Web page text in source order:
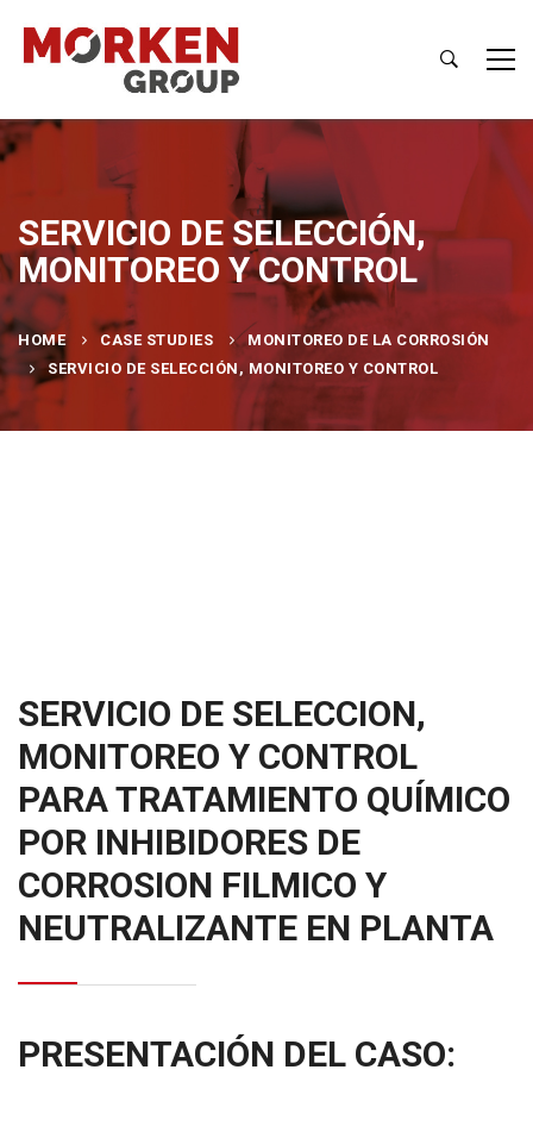
SERVICIO DE SELECCIÓN,
MONITOREO Y CONTROL
HOME CASE STUDIES
MONITOREO DE LA CORROSIÓN
SERVICIO DE SELECCIÓN, MONITOREO Y CONTROL
SERVICIO DE SELECCION,
MONITOREO Y CONTROL
PARA TRATAMIENTO QUÍMICO
POR INHIBIDORES DE
CORROSION FILMICO Y
NEUTRALIZANTE EN PLANTA
PRESENTACIÓN DEL CASO: